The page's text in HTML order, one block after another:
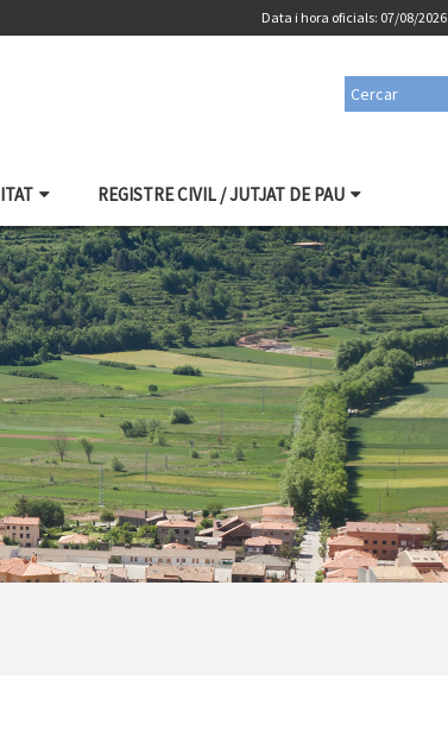
Data i hora oficials: 07/08/2026
REGISTRE CIVIL / JUTJAT DE PAU